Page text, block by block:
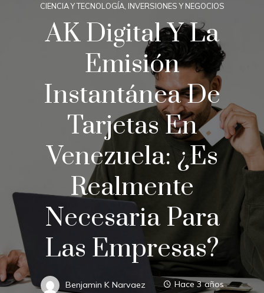
CIENCIA Y TECNOLOGÍA, INVERSIONES Y NEGOCIOS
AK Digital Y La
Emisión
Instantánea De
Tarjetas En
Venezuela: ¿es
Realmente
Necesaria Para
Las Empresas?
Benjamin K Narvaez Hace 3 años